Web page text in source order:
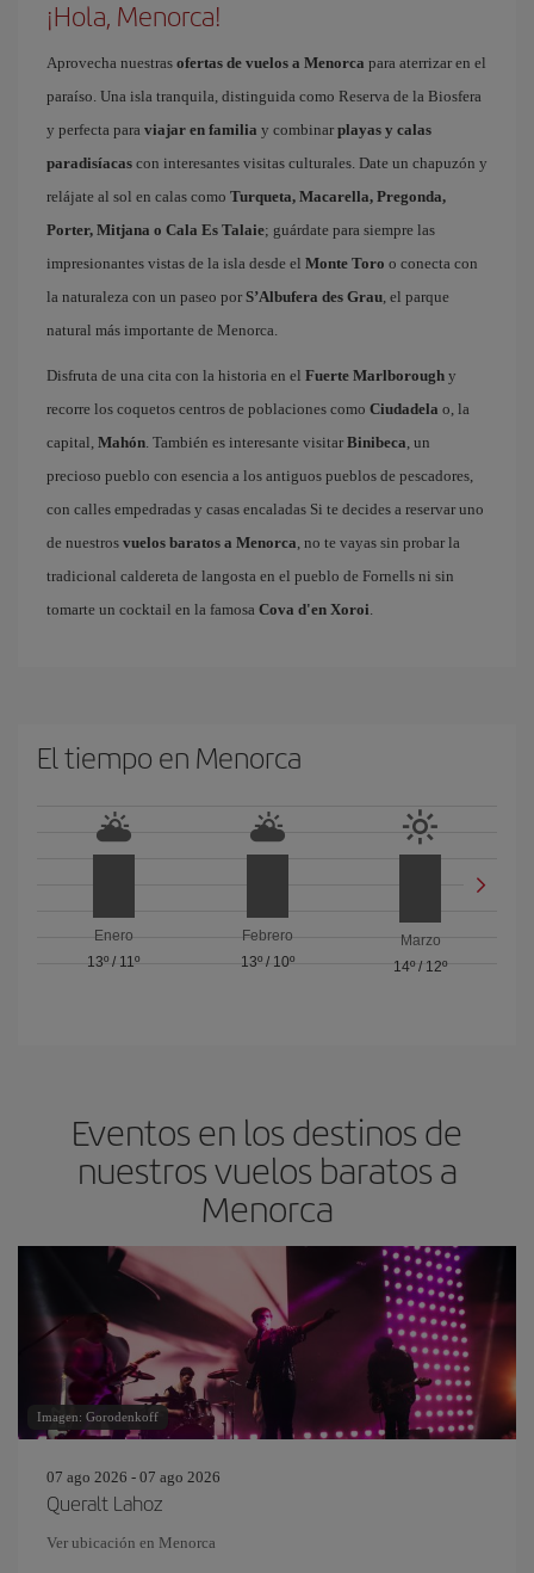
¡Hola, Menorca!
Aprovecha nuestras ofertas de vuelos a Menorca para aterrizar en el
paraíso. Una isla tranquila, distinguida como Reserva de la Biosfera
y perfecta para viajar en familia y combinar playas y calas
paradisíacas con interesantes visitas culturales. Date un chapuzón y
relájate al sol en calas como Turqueta, Macarella, Pregonda,
Porter, Mitjana o Cala Es Talaie; guárdate para siempre las
impresionantes vistas de la isla desde el Monte Toro o conecta con
la naturaleza con un paseo por S’Albufera des Grau, el parque
natural más importante de Menorca.
Disfruta de una cita con la historia en el Fuerte Marlborough y
recorre los coquetos centros de poblaciones como Ciudadela o, la
capital, Mahón. También es interesante visitar Binibeca, un
precioso pueblo con esencia a los antiguos pueblos de pescadores,
con calles empedradas y casas encaladas Si te decides a reservar uno
de nuestros vuelos baratos a Menorca, no te vayas sin probar la
tradicional caldereta de langosta en el pueblo de Fornells ni sin
tomarte un cocktail en la famosa Cova d'en Xoroi.
El tiempo en Menorca
Enero
13º / 11º
Febrero
13º/ 10º
Marzo
14º/ 12º
Eventos en los destinos de
nuestros vuelos baratos a
Menorca
Imagen: Gorodenkoff
07 ago 2026 - 07 ago 2026
Queralt Lahoz
Ver ubicación en Menorca